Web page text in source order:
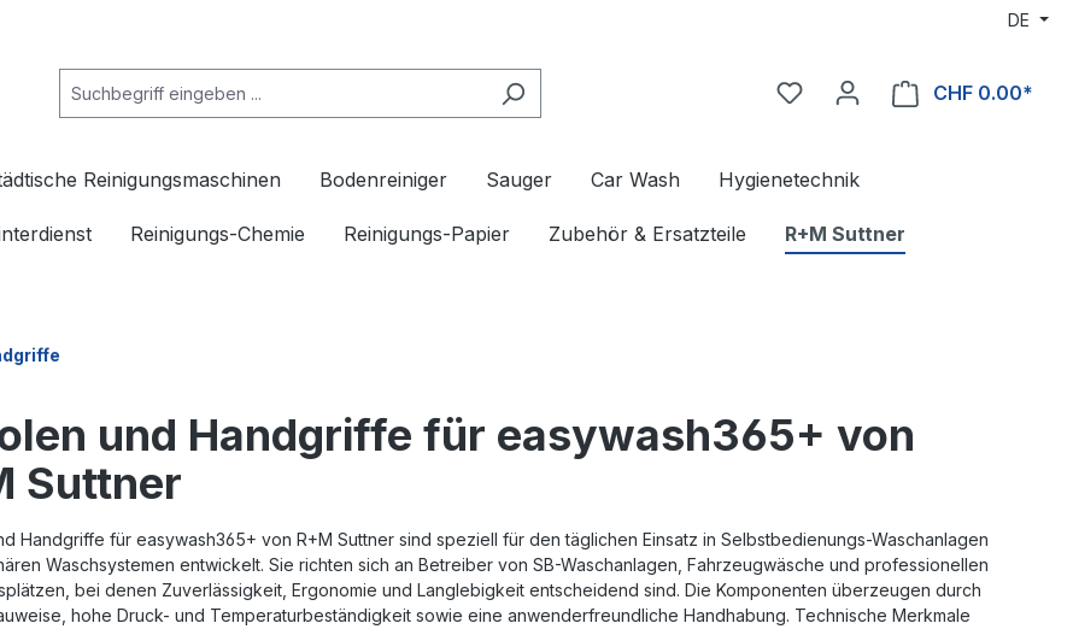
DE
CHF 0.00*
Reinigungsmaschinen Bodenreiniger Sauger Car Wash Hygienetechnik
Reinigungs-Chemie Reinigungs-Papier Zubehör & Ersatzteile R+M Suttner
und Handgriffe für easywash365+ von
Suttner
Handgriffe für easywash365+ von R+M Suttner sind speziell für den täglichen Einsatz in Selbstbedienungs-Waschanlagen
Waschsystemen entwickelt. Sie richten sich an Betreiber von SB-Waschanlagen, Fahrzeugwäsche und professionellen
bei denen Zuverlässigkeit, Ergonomie und Langlebigkeit entscheidend sind. Die Komponenten überzeugen durch
hohe Druck- und Temperaturbeständigkeit sowie eine anwenderfreundliche Handhabung. Technische Merkmale